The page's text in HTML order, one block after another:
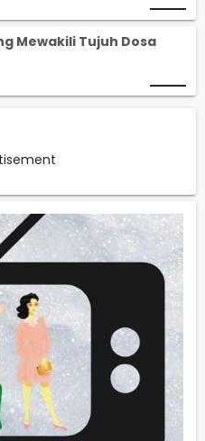
Mewakili Tujuh Dosa